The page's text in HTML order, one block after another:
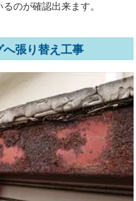
のが確認出来ます。
へ張り替え工事